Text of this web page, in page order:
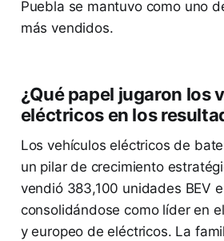
Puebla se mantuvo como uno
más vendidos.
¿Qué papel jugaron los
eléctricos en los
Los vehículos eléctricos de
un pilar de crecimiento
vendió 383,100 unidades BEV
consolidándose como líder en
y europeo de eléctricos. La